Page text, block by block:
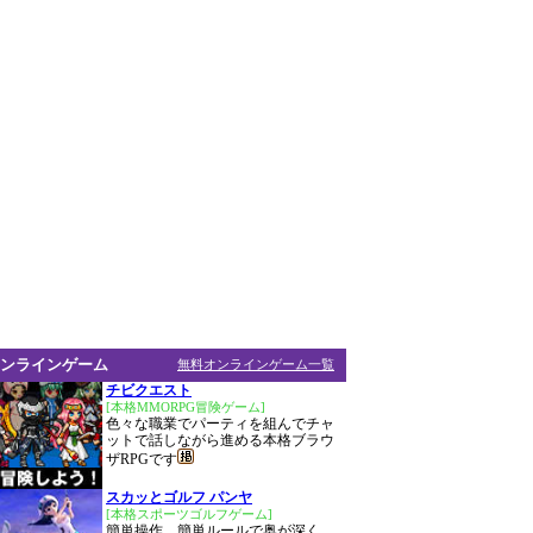
無料オンラインゲーム一覧
ラインゲーム
チビクエスト
[本格MMORPG冒険ゲーム]
色々な職業でパーティを組んでチャ
ットで話しながら進める本格ブラウ
ザRPGです
スカッとゴルフ パンヤ
[本格スポーツゴルフゲーム]